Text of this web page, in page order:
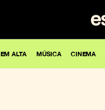
EM ALTA MÚSICA CINEMA